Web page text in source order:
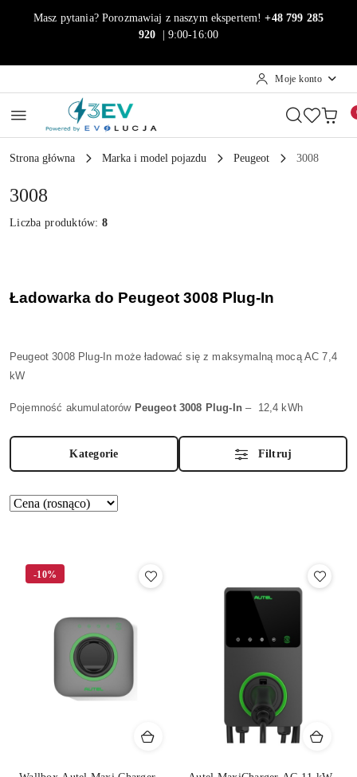
Przejdź do treści głównej
Przejdź do wyszukiwarki
Przejdź do moje konto
Przejdź do menu głównego
Przejdź do stopki
Masz pytania? Porozmawiaj z naszym ekspertem!+48 799 285
920
| 9:00-16:00
Moje konto
Strona główna Marka i model pojazdu Peugeot 3008
3008
Liczba produktów:8
Ładowarka do Peugeot 3008 Plug-In
Peugeot 3008 Plug-In może ładować się z maksymalną mocą AC 7,4
kW
Pojemność akumulatorów Peugeot 3008 Plug-In– 12,4 kWh
Kategorie Filtruj
Zastosowano
Sortuj
-10%